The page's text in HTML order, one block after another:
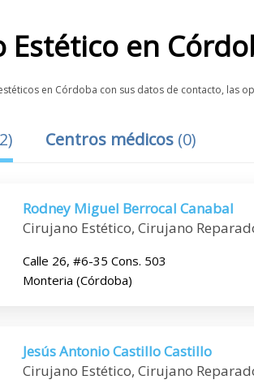
Estético en
en Córdoba con sus datos de contacto, las
2) Centros médicos (0)
Rodney Miguel Berrocal Canabal
Cirujano Estético, Cirujano
Calle 26, #6-35 Cons. 503
Monteria (Córdoba)
Jesús Antonio Castillo Castillo
Cirujano Estético, Cirujano